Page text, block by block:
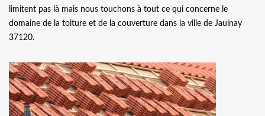
limitent pas là mais nous touchons à tout ce qui concerne le
domaine de la toiture et de la couverture dans la ville de Jaulnay
37120.